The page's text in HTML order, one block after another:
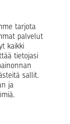
tarjota
palvelut
kaikki
tietojasi
sallit.
ja